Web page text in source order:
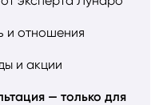
и отношения
и акции
— только для